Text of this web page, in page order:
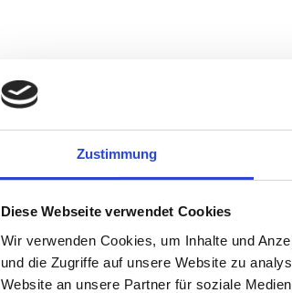
Zustimmung
Diese Webseite verwendet Cookies
Wir verwenden Cookies, um Inhalte und
und die Zugriffe auf unsere Website zu
Website an unsere Partner für soziale